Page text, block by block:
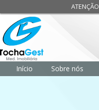
ATENÇÃO
Início Sobre nós